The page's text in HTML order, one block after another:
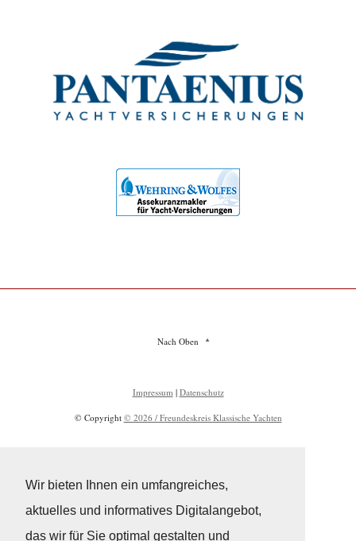
Wir bieten Ihnen ein umfangreiches,
aktuelles und informatives Digitalangebot,
das wir für Sie optimal gestalten und
Nach Oben
Impressum | Datenschutz
© Copyright © 2026 / Freundeskreis Klassische Yachten